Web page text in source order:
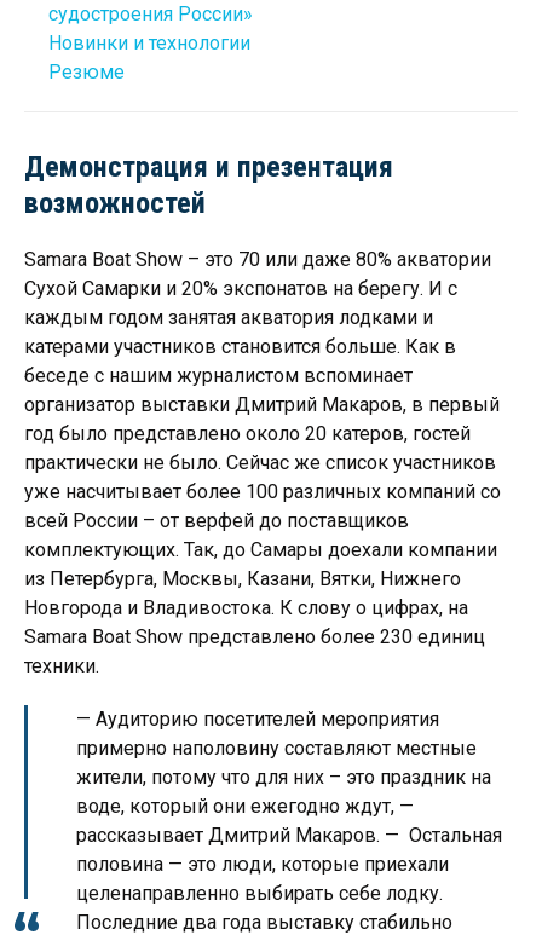
судостроения России»
Новинки и технологии
Резюме
Демонстрация и презентация
возможностей
Samara Boat Show – это 70 или даже 80% акватории
Сухой Самарки и 20% экспонатов на берегу. И с
каждым годом занятая акватория лодками и
катерами участников становится больше. Как в
беседе с нашим журналистом вспоминает
организатор выставки Дмитрий Макаров, в первый
год было представлено около 20 катеров, гостей
практически не было. Сейчас же список участников
уже насчитывает более 100 различных компаний со
всей России – от верфей до поставщиков
комплектующих. Так, до Самары доехали компании
из Петербурга, Москвы, Казани, Вятки, Нижнего
Новгорода и Владивостока. К слову о цифрах, на
Samara Boat Show представлено более 230 единиц
техники.
— Аудиторию посетителей мероприятия
примерно наполовину составляют местные
жители, потому что для них – это праздник на
воде, который они ежегодно ждут, —
рассказывает Дмитрий Макаров. — Остальная
половина — это люди, которые приехали
целенаправленно выбирать себе лодку.
Последние два года выставку стабильно